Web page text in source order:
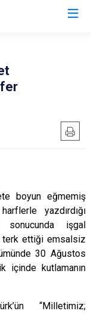
boyun eğmemiş
yazdırdığı
sonucunda işgal
terk ettiği emsalsiz
30 Ağustos
içinde kutlamanın
“Milletimiz;